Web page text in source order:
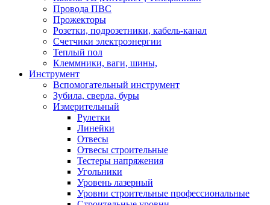
Провода ПВС
Прожекторы
Розетки, подрозетники, кабель-канал
Счетчики электроэнергии
Теплый пол
Клеммники, ваги, шины,
Инструмент
Вспомогательный инструмент
Зубила, сверла, буры
Измерительный
Рулетки
Линейки
Отвесы
Отвесы строительные
Тестеры напряжения
Угольники
Уровень лазерный
Уровни строительные профессиональные